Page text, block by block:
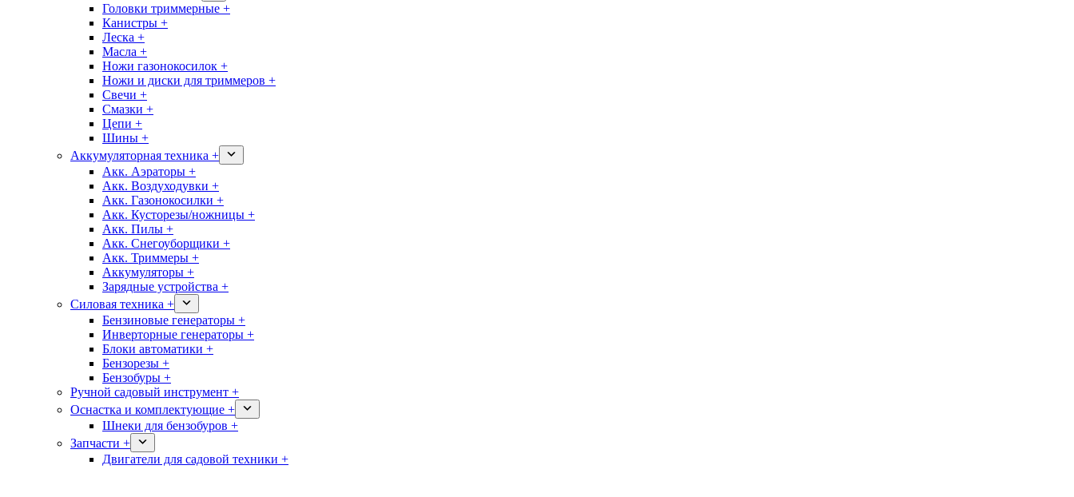
Головки триммерные +
Канистры +
Леска +
Масла +
Ножи газонокосилок +
Ножи и диски для триммеров +
Свечи +
Смазки +
Цепи +
Шины +
Аккумуляторная техника +
Акк. Аэраторы +
Акк. Воздуходувки +
Акк. Газонокосилки +
Акк. Кусторезы/ножницы +
Акк. Пилы +
Акк. Снегоуборщики +
Акк. Триммеры +
Аккумуляторы +
Зарядные устройства +
Силовая техника +
Бензиновые генераторы +
Инверторные генераторы +
Блоки автоматики +
Бензорезы +
Бензобуры +
Ручной садовый инструмент +
Оснастка и комплектующие +
Шнеки для бензобуров +
Запчасти +
Двигатели для садовой техники +